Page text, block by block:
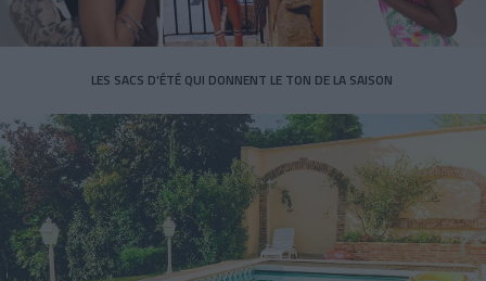
LES SACS D’ÉTÉ QUI DONNENT LE TON DE LA SAISON